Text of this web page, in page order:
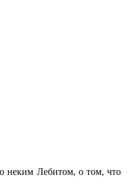
неким Лебитом, о том, что